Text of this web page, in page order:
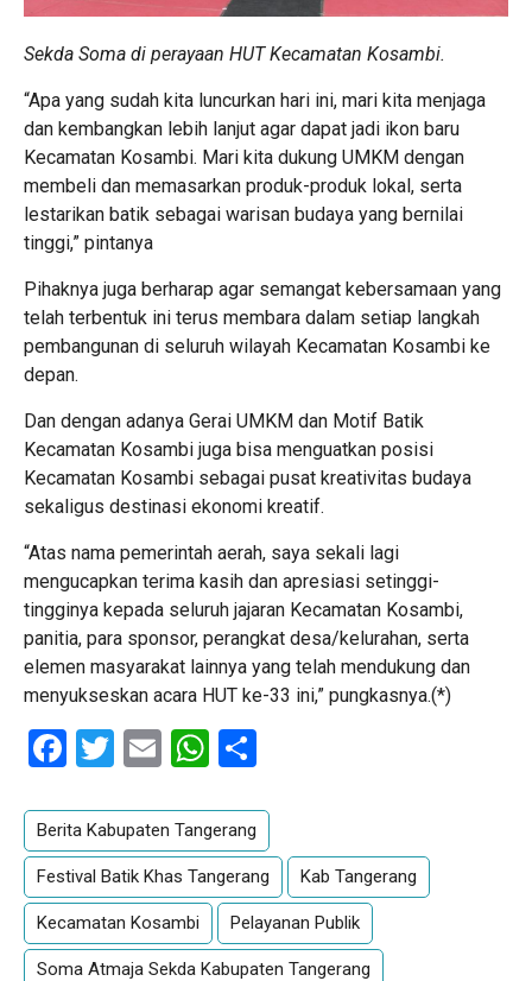
Sekda Soma di perayaan HUT Kecamatan Kosambi.
“Apa yang sudah kita luncurkan hari ini, mari kita menjaga
dan kembangkan lebih lanjut agar dapat jadi ikon baru
Kecamatan Kosambi. Mari kita dukung UMKM dengan
membeli dan memasarkan produk-produk lokal, serta
lestarikan batik sebagai warisan budaya yang bernilai
tinggi,” pintanya
Pihaknya juga berharap agar semangat kebersamaan yang
telah terbentuk ini terus membara dalam setiap langkah
pembangunan di seluruh wilayah Kecamatan Kosambi ke
depan.
Dan dengan adanya Gerai UMKM dan Motif Batik
Kecamatan Kosambi juga bisa menguatkan posisi
Kecamatan Kosambi sebagai pusat kreativitas budaya
sekaligus destinasi ekonomi kreatif.
“Atas nama pemerintah aerah, saya sekali lagi
mengucapkan terima kasih dan apresiasi setinggi-
tingginya kepada seluruh jajaran Kecamatan Kosambi,
panitia, para sponsor, perangkat desa/kelurahan, serta
elemen masyarakat lainnya yang telah mendukung dan
menyukseskan acara HUT ke-33 ini,” pungkasnya.(*)
Facebook
Twitter
EmailWhatsApp
Berita Kabupaten Tangerang
Festival Batik Khas Tangerang Kab Tangerang
Kecamatan Kosambi Pelayanan Publik
Soma Atmaja Sekda Kabupaten Tangerang